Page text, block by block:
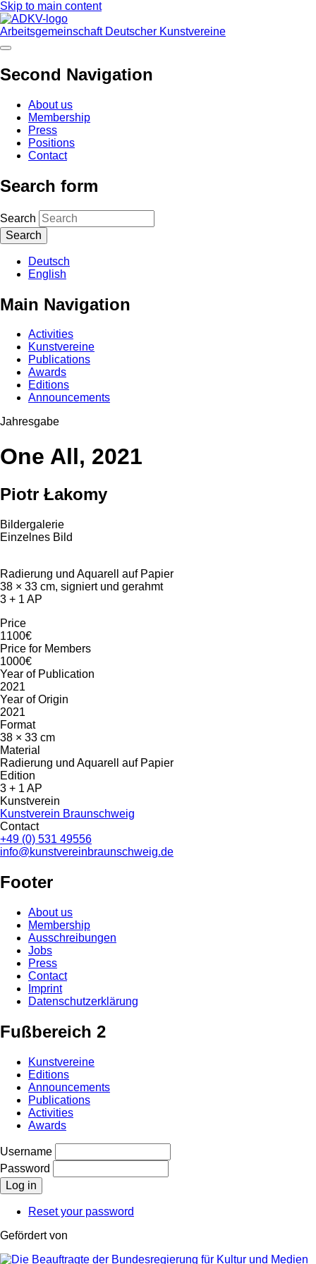
Skip to main content
Arbeitsgemeinschaft Deutscher Kunstvereine
Second Navigation
About us
Membership
Press
Positions
Contact
Search form
Search
Deutsch
English
Main Navigation
Activities
Kunstvereine
Publications
Awards
Editions
Announcements
Jahresgabe
One All, 2021
Piotr Łakomy
Bildergalerie
Einzelnes Bild
Radierung und Aquarell auf Papier
38 × 33 cm, signiert und gerahmt
3 + 1 AP
Price
1100€
Price for Members
1000€
Year of Publication
2021
Year of Origin
2021
Format
38 × 33 cm
Material
Radierung und Aquarell auf Papier
Edition
3 + 1 AP
Kunstverein
Kunstverein Braunschweig
Contact
+49 (0) 531 49556
info@kunstvereinbraunschweig.de
Footer
About us
Membership
Ausschreibungen
Jobs
Press
Contact
Imprint
Datenschutzerklärung
Fußbereich 2
Kunstvereine
Editions
Announcements
Publications
Activities
Awards
Username
Password
Reset your password
Gefördert von